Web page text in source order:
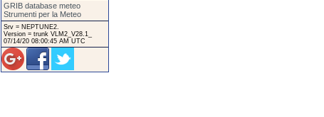
GRIB database meteo
Strumenti per la Meteo
Srv = NEPTUNE2.
Version = trunk VLM2_V28.1_
07/14/20 08:00:45 AM UTC